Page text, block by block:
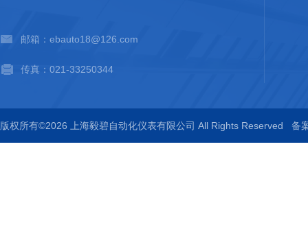
邮箱：ebauto18@126.com
传真：021-33250344
版权所有©2026 上海毅碧自动化仪表有限公司 All Rights Reserved 备